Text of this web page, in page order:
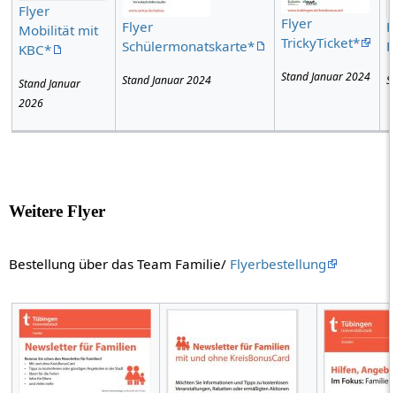
Flyer
Mobilität mit
KBC*
Stand Januar
2026
Flyer
Schülermonatskarte*
Stand Januar 2024
Flyer
TrickyTicket*
Stand Januar 2024
Weitere Flyer
Bestellung über das Team Familie/ Flyerbestellung